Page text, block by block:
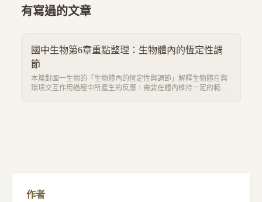
有寫過的文章
國中生物第6章重點整理：生物體內的恆定性調
節
本篇對國一生物的「生物體內的恆定性與調節」解釋生物體在與
環境交互作用過程中所產生的反應，需要在體內維持一定的範圍
作者